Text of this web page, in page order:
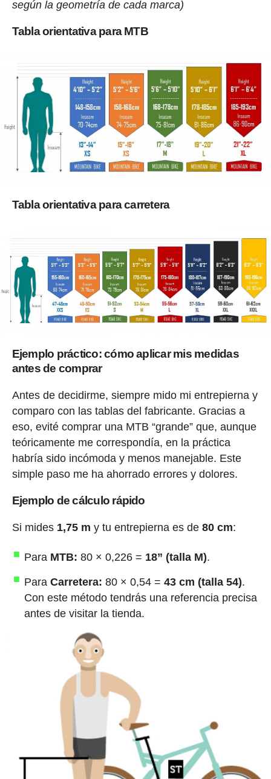
según la geometría de cada marca)
Tabla orientativa para MTB
Tabla orientativa para carretera
Ejemplo práctico: cómo aplicar mis medidas
antes de comprar
Antes de decidirme, siempre mido mi entrepierna y
comparo con las tablas del fabricante. Gracias a
eso, evité comprar una MTB “grande” que, aunque
teóricamente me correspondía, en la práctica
habría sido incómoda y menos manejable. Este
simple paso me ha ahorrado errores y dolores.
Ejemplo de cálculo rápido
Si mides 1,75 m y tu entrepierna es de 80 cm:
Para MTB: 80 × 0,226 = 18” (talla M).
Para Carretera: 80 × 0,54 = 43 cm (talla 54).
Con este método tendrás una referencia precisa
antes de visitar la tienda.